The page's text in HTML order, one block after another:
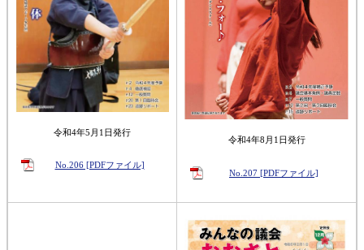
令和4年5月1日発行
No.206 [PDFファイル]
令和4年8月1日発行
No.207 [PDFファイル]